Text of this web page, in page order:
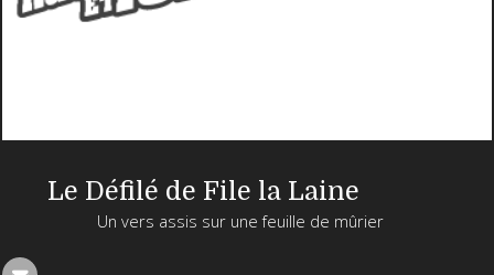
Le Défilé de File la Laine
Un vers assis sur une feuille de mûrier